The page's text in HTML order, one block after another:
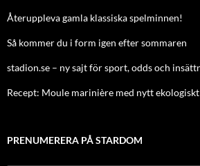
Återuppleva gamla klassiska spelminnen!
Så kommer du i form igen efter sommaren
stadion.se – ny sajt för sport, odds och
Recept: Moule marinière med nytt
PRENUMERERA PÅ STARDOM